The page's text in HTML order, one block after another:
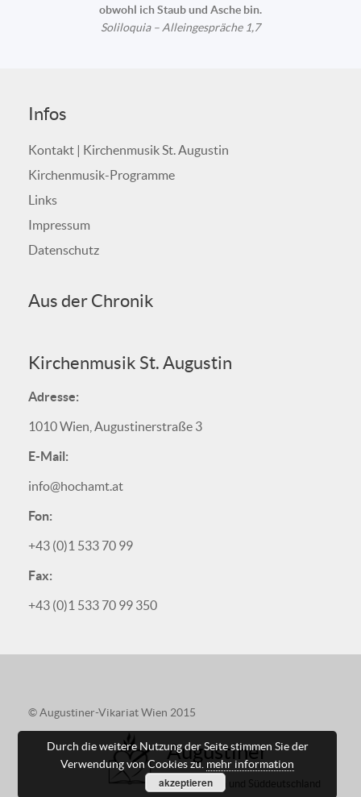
obwohl ich Staub und Asche bin.
Soliloquia – Alleingespräche 1,7
Infos
Kontakt | Kirchenmusik St. Augustin
Kirchenmusik-Programme
Links
Impressum
Datenschutz
Aus der Chronik
Kirchenmusik St. Augustin
Adresse:
1010 Wien, Augustinerstraße 3
E-Mail:
info@hochamt.at
Fon:
+43 (0)1 533 70 99
Fax:
+43 (0)1 533 70 99 350
© Augustiner-Vikariat Wien 2015
Augustiner
in Österreich und Süddeutschland
Durch die weitere Nutzung der Seite stimmen Sie der
Verwendung von Cookies zu. mehr information
akzeptieren